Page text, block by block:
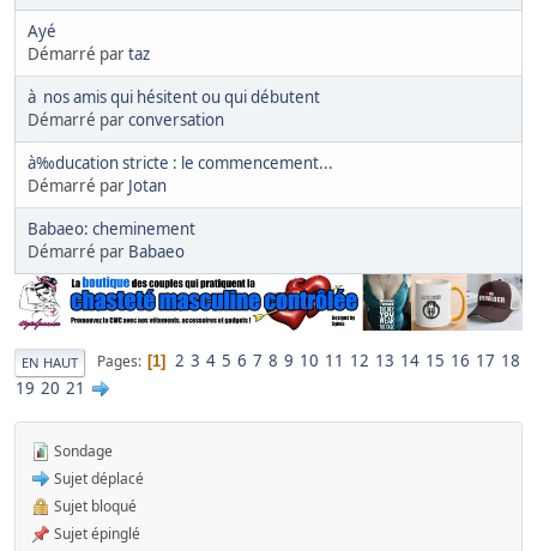
Ayé
Démarré partaz
à nos amis qui hésitent ou qui débutent
Démarré parconversation
à‰ducation stricte : le commencement...
Démarré par Jotan
Babaeo: cheminement
Démarré par Babaeo
EN HAUT Pages 1 2 3 4 5 6 7 8 9 10 11 12 13 14 15 16 17 18
19 20 21
Sondage
Sujet déplacé
Sujet bloqué
Sujet épinglé